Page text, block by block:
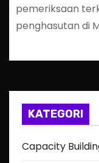
pemeriksaan
penghasutan di
KATEGORI
Capacity